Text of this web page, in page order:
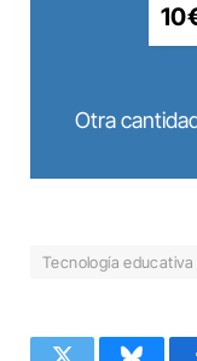
Otra
Tecnología educativa